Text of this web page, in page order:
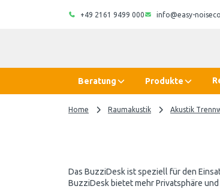
+49 2161 9499 000 info@easy-
Beratung Produkte
Home Raumakustik Akustik
Das BuzziDesk ist speziell für den
BuzziDesk bietet mehr Privatsphäre